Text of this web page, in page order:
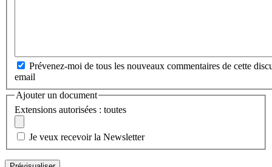
Prévenez-moi de tous les nouveaux commentaires de cette
email
Ajouter un document
Extensions autorisées : toutes
Je veux recevoir la Newsletter